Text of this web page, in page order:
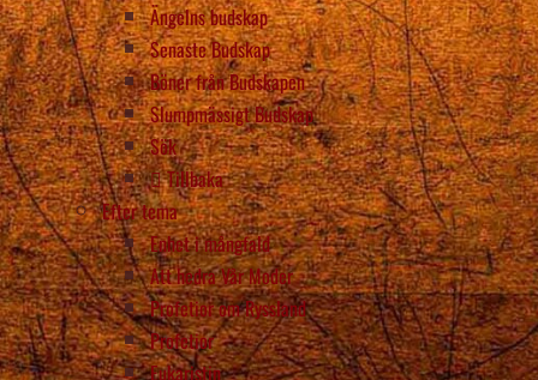
Ängelns budskap
Senaste Budskap
Böner från Budskapen
Slumpmässigt Budskap
Sök
Tillbaka
Efter tema
Enhet i mångfald
Att hedra Vår Moder
Profetior om Ryssland
Profetior
Eukaristin